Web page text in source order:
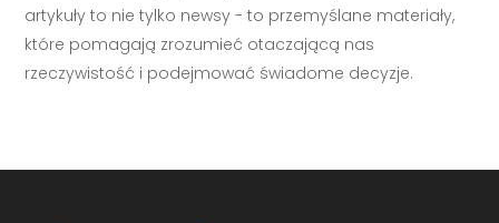
artykuły to nie tylko newsy - to przemyślane materiały,
które pomagają zrozumieć otaczającą nas
rzeczywistość i podejmować świadome decyzje.